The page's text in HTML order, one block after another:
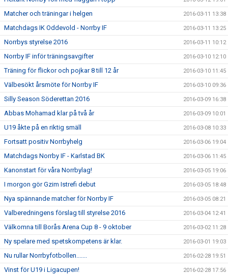
Matcher och träningar i helgen 2016-03-11 13:38
Matchdags IK Oddevold - Norrby IF 2016-03-11 13:25
Norrbys styrelse 2016 2016-03-11 10:12
Norrby IF inför träningsavgifter 2016-03-10 12:10
Träning för flickor och pojkar 8 till 12 år 2016-03-10 11:45
Välbesökt årsmöte för Norrby IF 2016-03-10 09:36
Silly Season Söderettan 2016 2016-03-09 16:38
Abbas Mohamad klar på två år 2016-03-09 10:01
U19 åkte på en riktig smäll 2016-03-08 10:33
Fortsatt positiv Norrbyhelg 2016-03-06 19:04
Matchdags Norrby IF - Karlstad BK 2016-03-06 11:45
Kanonstart för våra Norrbylag! 2016-03-05 19:06
I morgon gör Gzim Istrefi debut 2016-03-05 18:48
Nya spännande matcher för Norrby IF 2016-03-05 08:21
Valberedningens förslag till styrelse 2016 2016-03-04 12:41
Välkomna till Borås Arena Cup 8 - 9 oktober 2016-03-02 11:28
Ny spelare med spetskompetens är klar. 2016-03-01 19:03
Nu rullar Norrbyfotbollen....... 2016-02-28 19:51
Vinst för U19 i Ligacupen! 2016-02-28 17:56